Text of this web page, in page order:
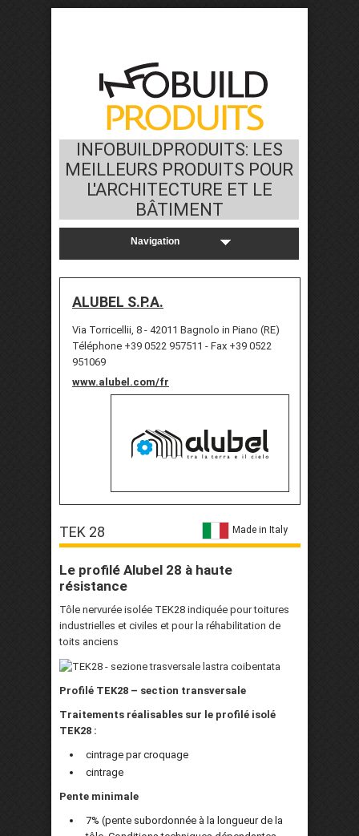
INFOBUILDPRODUITS: LES
MEILLEURS PRODUITS POUR
L'ARCHITECTURE ET LE
BÂTIMENT
ALUBEL S.P.A.
Via Torricellii, 8 - 42011 Bagnolo in Piano (RE)
Téléphone +39 0522 957511 - Fax +39 0522
951069
www.alubel.com/fr
TEK 28 Made in Italy
Le profilé Alubel 28 à haute
résistance
Tôle nervurée isolée TEK28 indiquée pour toitures
industrielles et civiles et pour la réhabilitation de
toits anciens
Profilé TEK28 – section transversale
Traitements réalisables sur le profilé isolé
TEK28 :
cintrage par croquage
cintrage
Pente minimale
7% (pente subordonnée à la longueur de la